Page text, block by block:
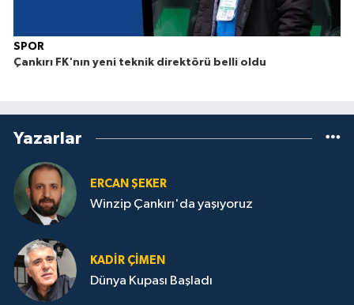
SPOR
Çankırı FK'nın yeni teknik direktörü belli oldu
Yazarlar
ERCAN ŞEKER
Winzip Çankırı'da yaşıyoruz
KADIR ÇIMEN
Dünya Kupası Başladı